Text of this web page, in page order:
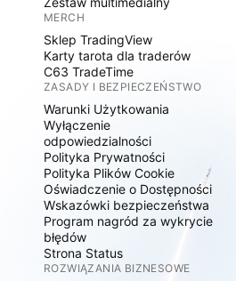
MERCH
Sklep TradingView
Karty tarota dla traderów
C63 TradeTime
ZASADY I BEZPIECZEŃSTWO
Warunki Użytkowania
Wyłączenie
odpowiedzialności
Polityka Prywatności
Polityka Plików Cookie
Oświadczenie o Dostępności
Wskazówki bezpieczeństwa
Program nagród za wykrycie
błędów
Strona Status
ROZWIĄZANIA BIZNESOWE